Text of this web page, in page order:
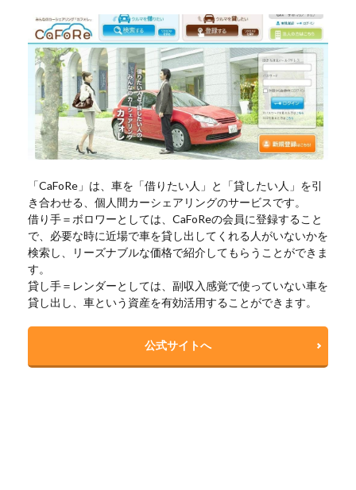
「CaFoRe」は、車を「借りたい人」と「貸したい人」を引
き合わせる、個人間カーシェアリングのサービスです。
借り手＝ボロワーとしては、CaFoReの会員に登録すること
で、必要な時に近場で車を貸し出してくれる人がいないかを
検索し、リーズナブルな価格で紹介してもらうことができま
す。
貸し手＝レンダーとしては、副収入感覚で使っていない車を
貸し出し、車という資産を有効活用することができます。
公式サイトへ